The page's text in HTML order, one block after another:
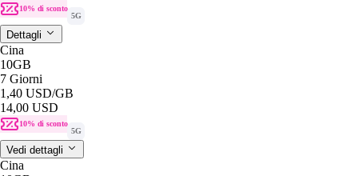
10% di sconto
5G
Dettagli
Cina
10GB
7 Giorni
1,40 USD/GB
14,00 USD
10% di sconto
5G
Vedi dettagli
Cina